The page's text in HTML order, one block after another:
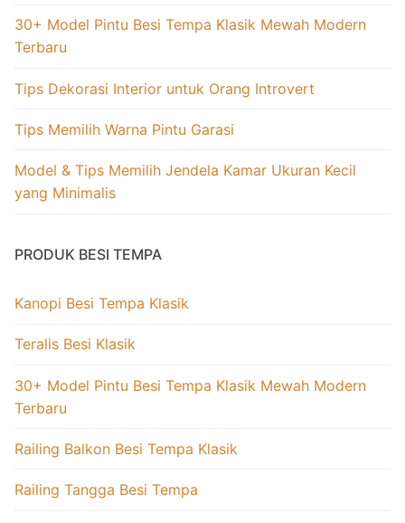
30+ Model Pintu Besi Tempa Klasik Mewah Modern
Terbaru
Tips Dekorasi Interior untuk Orang Introvert
Tips Memilih Warna Pintu Garasi
Model & Tips Memilih Jendela Kamar Ukuran Kecil
yang Minimalis
PRODUK BESI TEMPA
Kanopi Besi Tempa Klasik
Teralis Besi Klasik
30+ Model Pintu Besi Tempa Klasik Mewah Modern
Terbaru
Railing Balkon Besi Tempa Klasik
Railing Tangga Besi Tempa